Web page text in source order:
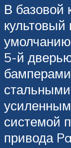
В базовой
культовый
5-й
системой
привода